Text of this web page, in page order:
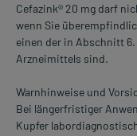
Cefazink® 20 mg darf
wenn Sie
einen der in Abschnitt
Arzneimittels sind.
Warnhinweise und
Bei längerfristiger
Kupfer